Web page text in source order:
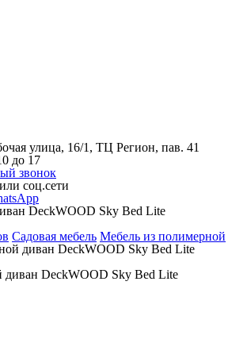
улица, 16/1, ТЦ Регион, пав. 41
до 17
звонок
соц.сети
DeckWOOD Sky Bed Lite
Садовая мебель Мебель из полимерной
диван DeckWOOD Sky Bed Lite